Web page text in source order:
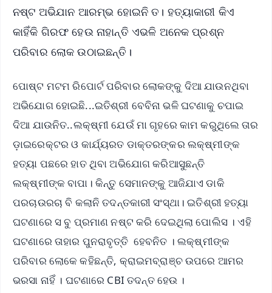
ନଷ୍ଟ ଅଭିଯାନ ଆରମ୍ଭ ହୋଇନି ତ। ହତ୍ୟାକାରୀ କିଏ
କାହିଁକି ଗିରଫ ହେଉ ନାହାନ୍ତି ଏଭଳି ଅନେକ ପ୍ରଶ୍ନ
ପରିବାର ଲୋକ ଉଠାଇଛନ୍ତି।
ପୋଷ୍ଟ ମଟମ ରିପୋର୍ଟ ପରିବାର ଲୋକଙ୍କୁ ଦିଆ ଯାଉନଥିବା
ଅଭିଯୋଗ ହୋଇଛି...ଇତିଶ୍ରୀ ବେବିନା ଭଳି ଘଟଣାକୁ ଚପାଇ
ଦିଆ ଯାଉନିତ..ଲକ୍ଷ୍ମୀ ଯେଉଁ ମା ଗୃହରେ କାମ କରୁଥିଲେ ତାର
ଡ଼ାଇରେକ୍ଟର ଓ କାର୍ଯ୍ୟରତ ଡାକ୍ତରଙ୍କର ଲକ୍ଷ୍ମୀଙ୍କ
ହତ୍ୟା ପଛରେ ହାତ ଥିବା ଅଭିଯୋଗ କରିଆସୁଛନ୍ତି
ଲକ୍ଷ୍ମୀଙ୍କ ବାପା। କିନ୍ତୁ ସେମାନଙ୍କୁ ଆଜିଯାଏ ଡାକି
ପରଚାଉରଚା ବି କଲାନି ତଦନ୍ତକାରୀ ସଂସ୍ଥା। ଇତିଶ୍ରୀ ହତ୍ୟା
ଘଟଣାରେ ସ ବୁ ପ୍ରମାଣ ନଷ୍ଟ କରି ଦେଇଥିଲା ପୋଲିସ । ଏହି
ଘଟଣାରେ ତାହାର ପୁନରାବୃତ୍ତି ହେବନିତ । ଲକ୍ଷ୍ମୀଙ୍କ
ପରିବାର ଲୋକେ କହିଛନ୍ତି, କ୍ରାଇମବ୍ରାଞ୍ଚ ଉପରେ ଆମର
ଭରସା ନାହିଁ । ଘଟଣାରେ CBI ତଦନ୍ତ ହେଉ ।